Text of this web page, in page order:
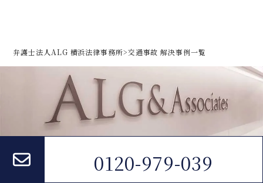
弁護士法人ALG 横浜法律事務所>交通事故 解決事例一覧
0120-979-039